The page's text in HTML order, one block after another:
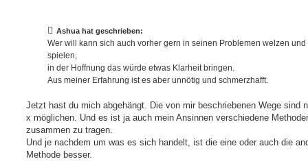
Ashua hat geschrieben:
Wer will kann sich auch vorher gern in seinen Problemen welzen und
spielen,
in der Hoffnung das würde etwas Klarheit bringen.
Aus meiner Erfahrung ist es aber unnötig und schmerzhafft.
Jetzt hast du mich abgehängt. Die von mir beschriebenen Wege sind
x möglichen. Und es ist ja auch mein Ansinnen verschiedene
zusammen zu tragen.
Und je nachdem um was es sich handelt, ist die eine oder auch die
Methode besser.